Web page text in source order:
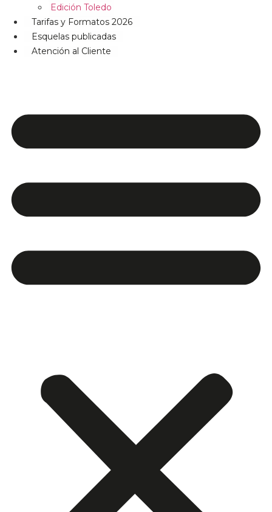
Edición Toledo
Tarifas y Formatos 2026
Esquelas publicadas
Atención al Cliente